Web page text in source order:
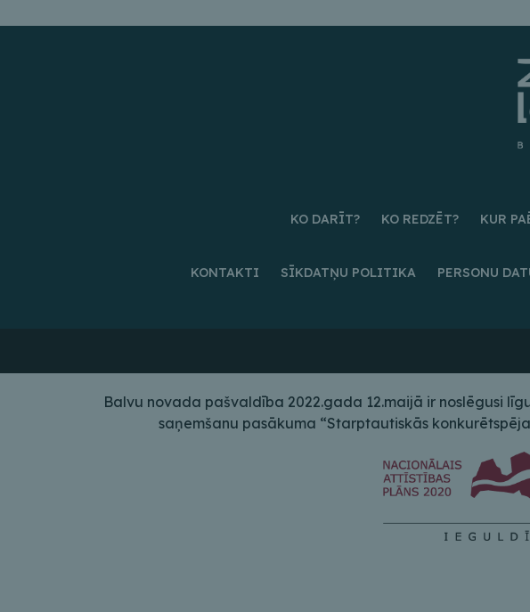
KO DARĪT? KO REDZĒT? KUR
KONTAKTI SĪKDATŅU POLITIKA PERSONU
Balvu novada pašvaldība 2022.gada 12.maijā ir noslēgusi
saņemšanu pasākuma “Starptautiskās